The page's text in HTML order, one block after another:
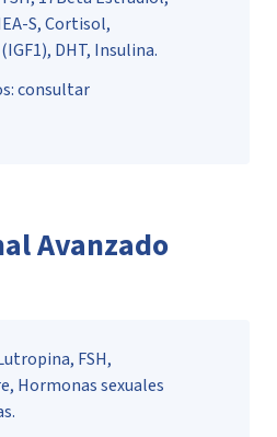
S, Cortisol,
DHT, Insulina.
consultar
Avanzado
FSH,
Hormonas sexuales